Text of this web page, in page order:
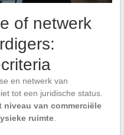
of netwerk
en netwerk van
tot een juridische status.
niveau van commerciële
ruimte.